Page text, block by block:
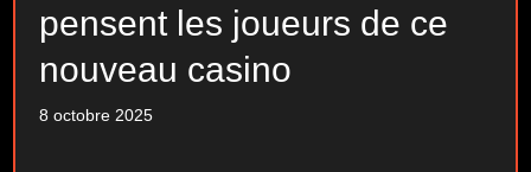
pensent les joueurs de ce
nouveau casino
8 octobre 2025